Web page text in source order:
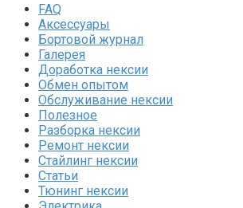
FAQ
Аксессуары
Бортовой журнал
Галерея
Доработка нексии
Обмен опытом
Обслуживание нексии
Полезное
Разборка нексии
Ремонт нексии
Стайлинг нексии
Статьи
Тюнинг нексии